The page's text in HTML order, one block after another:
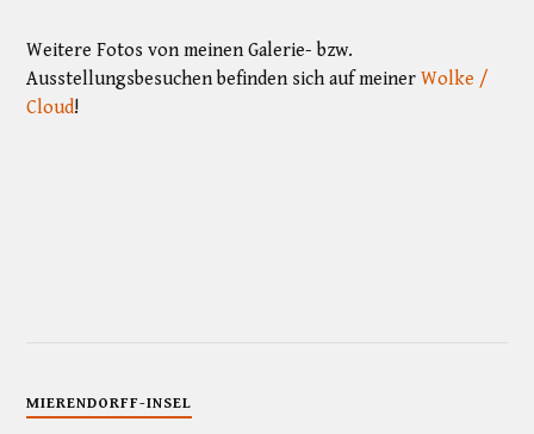
Weitere Fotos von meinen Galerie- bzw.
Ausstellungsbesuchen befinden sich auf meinerWolke /
Cloud!
MIERENDORFF-INSEL